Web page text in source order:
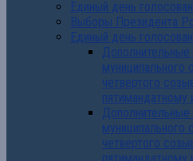
Единый день
Выборы Президента
Единый день
муниципального
четвертого
пятимандатному
муниципального
четвертого